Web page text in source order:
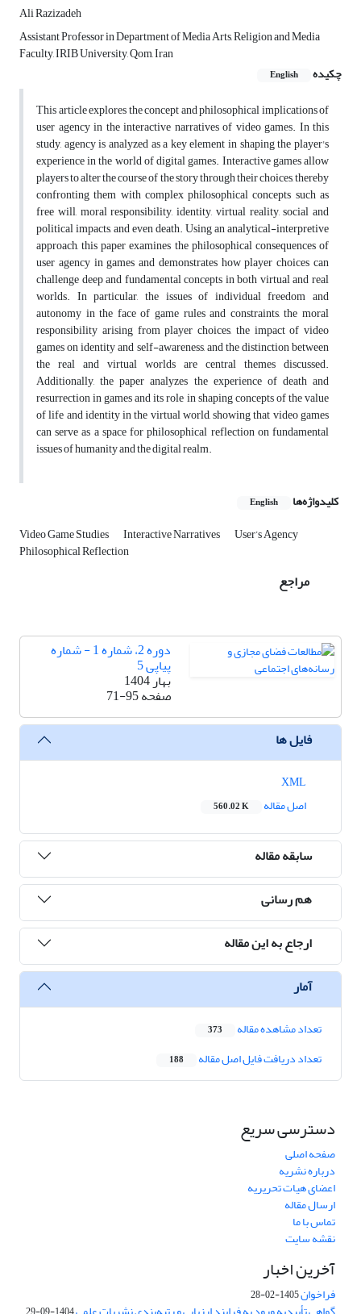
Ali Razizadeh
Assistant Professor in Department of Media Arts, Religion and Media
Faculty, IRIB University, Qom, Iran
چکیده
English
This article explores the concept and philosophical implications of
user agency in the interactive narratives of video games. In this
study, agency is analyzed as a key element in shaping the player's
experience in the world of digital games. Interactive games allow
players to alter the course of the story through their choices, thereby
confronting them with complex philosophical concepts such as
free will, moral responsibility, identity, virtual reality, social and
political impacts, and even death. Using an analytical-interpretive
approach, this paper examines the philosophical consequences of
user agency in games and demonstrates how player choices can
challenge deep and fundamental concepts in both virtual and real
worlds. In particular, the issues of individual freedom and
autonomy in the face of game rules and constraints, the moral
responsibility arising from player choices, the impact of video
games on identity and self-awareness, and the distinction between
the real and virtual worlds are central themes discussed.
Additionally, the paper analyzes the experience of death and
resurrection in games and its role in shaping concepts of the value
of life and identity in the virtual world, showing that video games
can serve as a space for philosophical reflection on fundamental
issues of humanity and the digital realm.
کلیدواژه‌ها English
Video Game Studies Interactive Narratives User’s Agency
Philosophical Reflection
مراجع
دوره 2، شماره 1 - شماره
پیاپی 5
بهار 1404
صفحه71-95
فایل ها
اصل مقاله
560.02 K
سابقه مقاله
هم رسانی
ارجاع به این مقاله
آمار
تعداد مشاهده مقاله 373
تعداد دریافت فایل اصل مقاله 188
دسترسی سریع
صفحه اصلی
درباره نشریه
اعضای هیات تحریریه
ارسال مقاله
تماس با ما
نقشه سایت
آخرین اخبار
فراخوان1405-02-28